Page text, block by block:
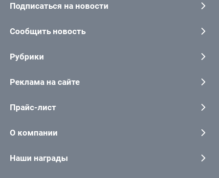
Подписаться на новости
Сообщить новость
Рубрики
Реклама на сайте
Прайс-лист
О компании
Наши награды